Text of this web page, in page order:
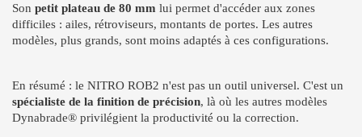
Son petit plateau de 80 mm lui permet d'accéder aux zones
difficiles : ailes, rétroviseurs, montants de portes. Les autres
modèles, plus grands, sont moins adaptés à ces configurations.
En résumé : le NITRO ROB2 n'est pas un outil universel. C'est un
spécialiste de la finition de précision, là où les autres modèles
Dynabrade® privilégient la productivité ou la correction.